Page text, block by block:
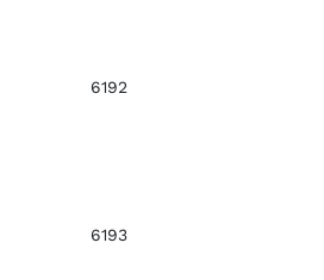
6192
6193